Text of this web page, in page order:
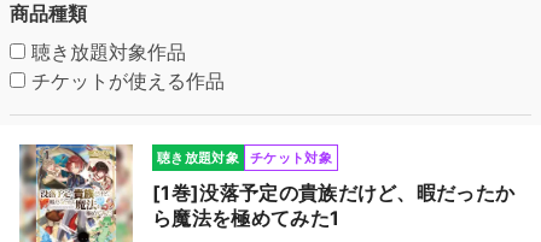
商品種類
聴き放題対象作品
チケットが使える作品
聴き放題対象 チケット対象
[1巻]没落予定の貴族だけど、暇だったか
ら魔法を極めてみた1